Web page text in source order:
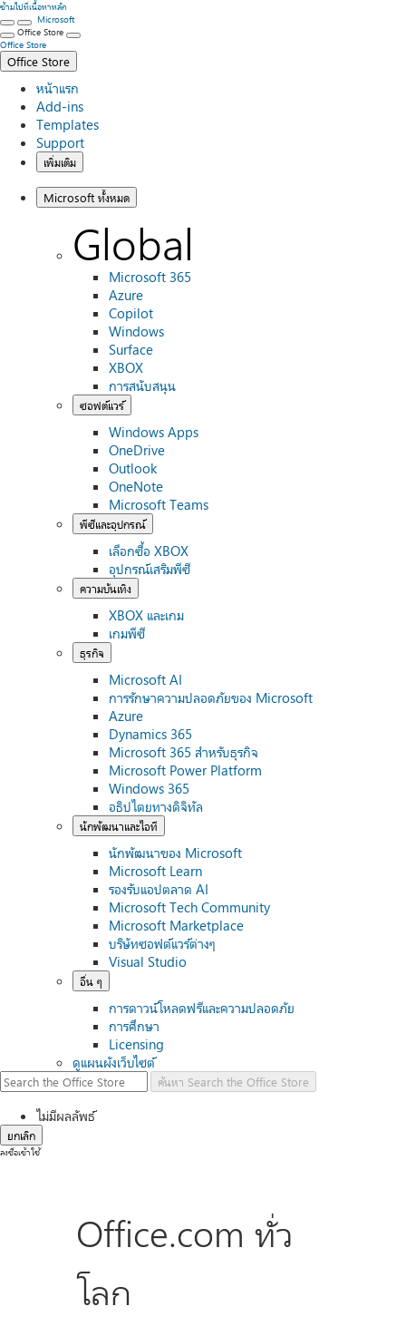
ข้ามไปที่เนื้อหาหลัก
Microsoft
Office Store
Office Store
Office Store
หน้าแรก
Add-ins
Templates
Support
เพิ่มเติม
Microsoft ทั้งหมด
Global
Microsoft 365
Azure
Copilot
Windows
Surface
XBOX
การสนับสนุน
ซอฟต์แวร์
Windows Apps
OneDrive
Outlook
OneNote
Microsoft Teams
พีซีและอุปกรณ์
เลือกซื้อ XBOX
อุปกรณ์เสริมพีซี
ความบันเทิง
XBOX และเกม
เกมพีซี
ธุรกิจ
Microsoft AI
การรักษาความปลอดภัยของ Microsoft
Azure
Dynamics 365
Microsoft 365 สำหรับธุรกิจ
Microsoft Power Platform
Windows 365
อธิปไตยทางดิจิทัล
นักพัฒนาและไอที
นักพัฒนาของ Microsoft
Microsoft Learn
รองรับแอปตลาด AI
Microsoft Tech Community
Microsoft Marketplace
บริษัทซอฟต์แวร์ต่างๆ
Visual Studio
อื่น ๆ
การดาวน์โหลดฟรีและความปลอดภัย
การศึกษา
Licensing
ดูแผนผังเว็บไซต์
ค้นหา Search the Office Store
ไม่มีผลลัพธ์
ยกเลิก
ลงชื่อเข้าใช้
Office.com ทั่ว
โลก